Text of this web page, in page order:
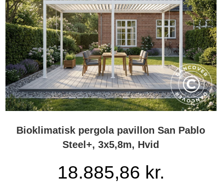
Bioklimatisk pergola pavillon San Pablo
Steel+, 3x5,8m, Hvid
18.885,86 kr.